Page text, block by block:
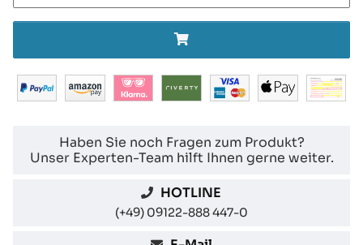
Haben Sie noch Fragen zum Produkt?
Unser Experten-Team hilft Ihnen gerne weiter.
HOTLINE
(+49) 09122-888 447-0